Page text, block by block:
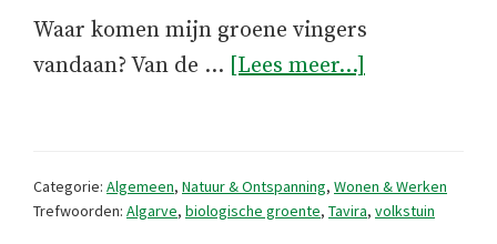
Waar komen mijn groene vingers
vandaan? Van de … [Lees meer...]
Categorie: Algemeen, Natuur & Ontspanning, Wonen & Werken
Trefwoorden: Algarve, biologische groente, Tavira, volkstuin